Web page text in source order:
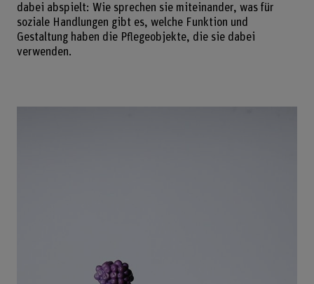
dabei abspielt: Wie sprechen sie miteinander, was für
soziale Handlungen gibt es, welche Funktion und
Gestaltung haben die Pflegeobjekte, die sie dabei
verwenden.